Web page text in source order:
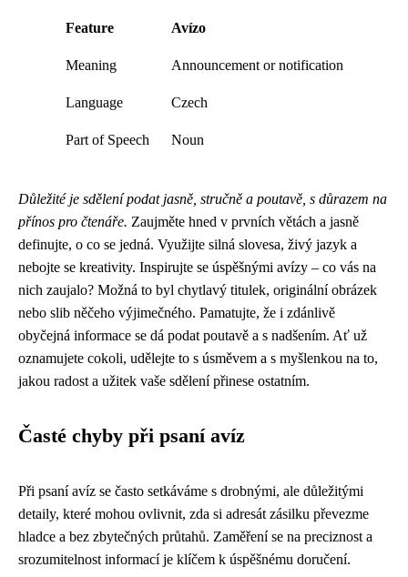
Feature Avízo
Meaning Announcement or notification
Language Czech
Part of Speech Noun
Důležité je sdělení podat jasně, stručně a poutavě, s důrazem na
přínos pro čtenáře. Zaujměte hned v prvních větách a jasně
definujte, o co se jedná. Využijte silná slovesa, živý jazyk a
nebojte se kreativity. Inspirujte se úspěšnými avízy – co vás na
nich zaujalo? Možná to byl chytlavý titulek, originální obrázek
nebo slib něčeho výjimečného. Pamatujte, že i zdánlivě
obyčejná informace se dá podat poutavě a s nadšením. Ať už
oznamujete cokoli, udělejte to s úsměvem a s myšlenkou na to,
jakou radost a užitek vaše sdělení přinese ostatním.
Časté chyby při psaní avíz
Při psaní avíz se často setkáváme s drobnými, ale důležitými
detaily, které mohou ovlivnit, zda si adresát zásilku převezme
hladce a bez zbytečných průtahů. Zaměření se na preciznost a
srozumitelnost informací je klíčem k úspěšnému doručení.